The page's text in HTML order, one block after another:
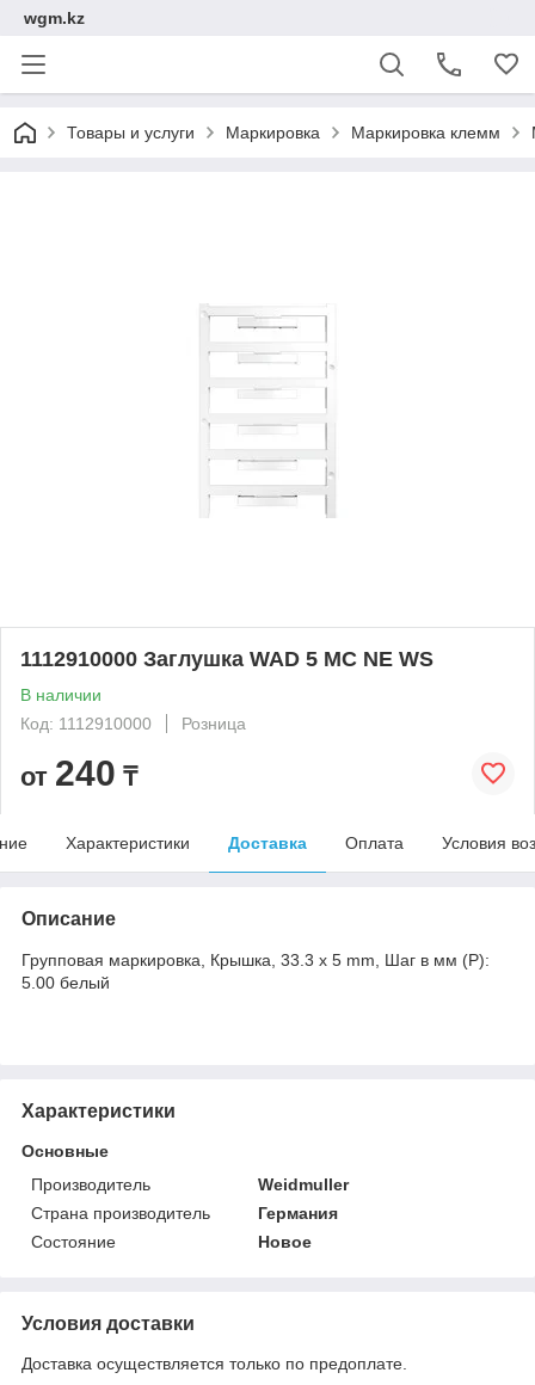
wgm.kz
Товары и услуги Маркировка Маркировка клемм
1112910000 Заглушка WAD 5 MC NE WS
В наличии
Код: 1112910000
Розница
от 240 ₸
Характеристики Доставка Оплата Условия
Описание
Групповая маркировка, Крышка, 33.3 x 5 mm, Шаг в мм (P):
5.00 белый
Характеристики
Основные
Производитель
Weidmuller
Страна производитель
Германия
Состояние
Новое
Условия доставки
Доставка осуществляется только по предоплате.